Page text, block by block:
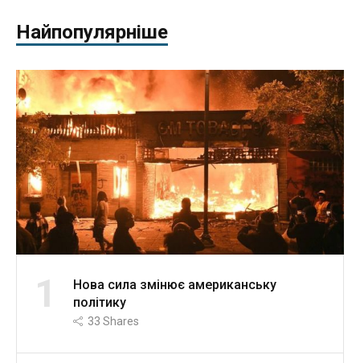
Найпопулярніше
1
Нова сила змінює американську
політику
33 Shares